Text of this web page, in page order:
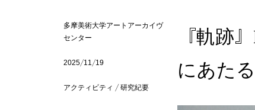
多摩美術大学アートアーカイヴ
センター
2025/11/19
アクティビティ / 研究紀要
『軌跡
にあた